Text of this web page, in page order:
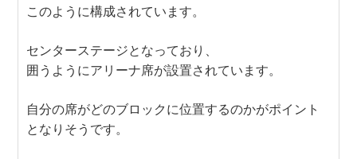
このように構成されています。
センターステージとなっており、
囲うようにアリーナ席が設置されています。
自分の席がどのブロックに位置するのかがポイント
となりそうです。